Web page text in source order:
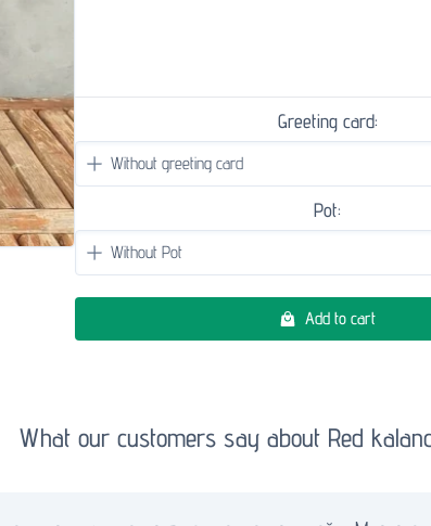
Greeting card:
Pot:
Add to cart
What our customers say about Red